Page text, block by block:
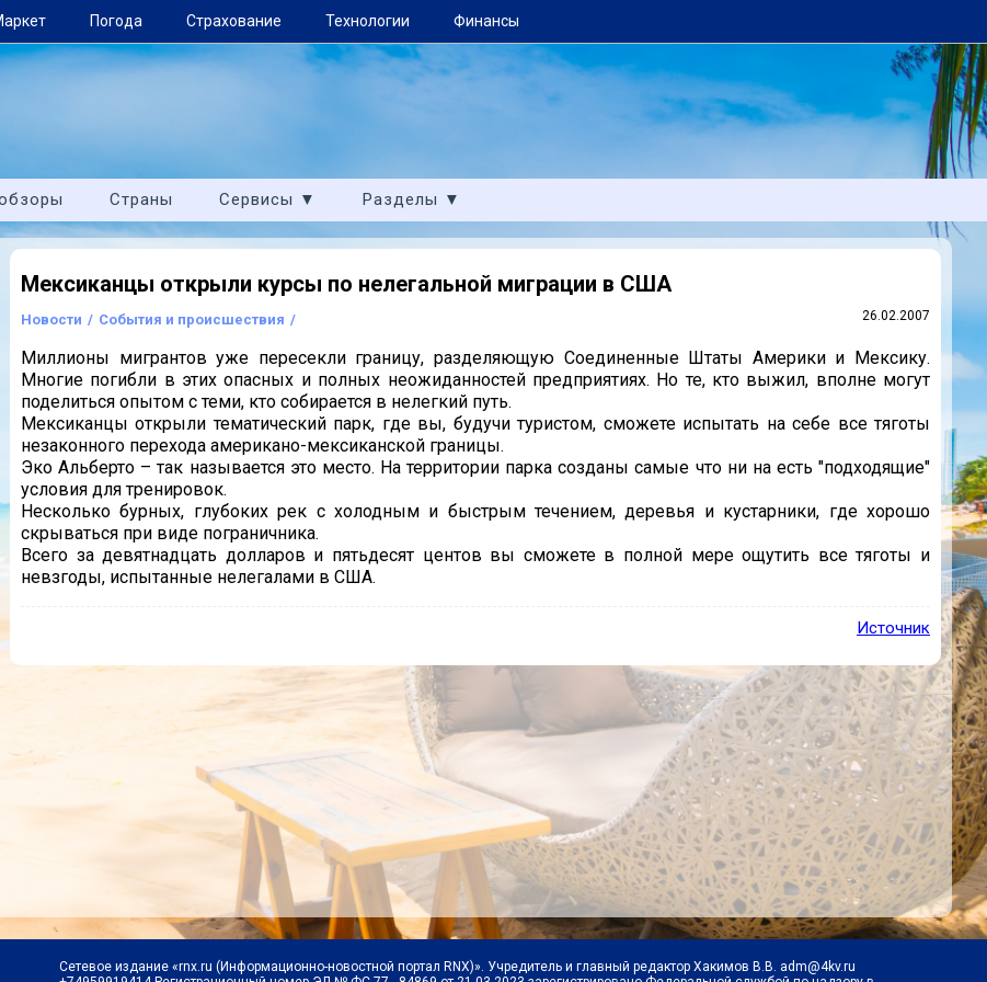
Погода Страхование Технологии Финансы
Страны Сервисы ▼ Разделы ▼
Мексиканцы открыли курсы по нелегальной миграции в США
26.02.2007
Новости / События и происшествия /
Миллионы мигрантов уже пересекли границу, разделяющую Соединенные Штаты Америки и Мексику.
Многие погибли в этих опасных и полных неожиданностей предприятиях. Но те, кто выжил, вполне могут
поделиться опытом с теми, кто собирается в нелегкий путь.
Мексиканцы открыли тематический парк, где вы, будучи туристом, сможете испытать на себе все тяготы
незаконного перехода американо-мексиканской границы.
Эко Альберто – так называется это место. На территории парка созданы самые что ни на есть "подходящие"
условия для тренировок.
Несколько бурных, глубоких рек с холодным и быстрым течением, деревья и кустарники, где хорошо
скрываться при виде пограничника.
Всего за девятнадцать долларов и пятьдесят центов вы сможете в полной мере ощутить все тяготы и
невзгоды, испытанные нелегалами в США.
Источник
Сетевое издание «rnx.ru (Информационно-новостной портал RNX)». Учредитель и главный редактор Хакимов В.В. adm@4kv.ru